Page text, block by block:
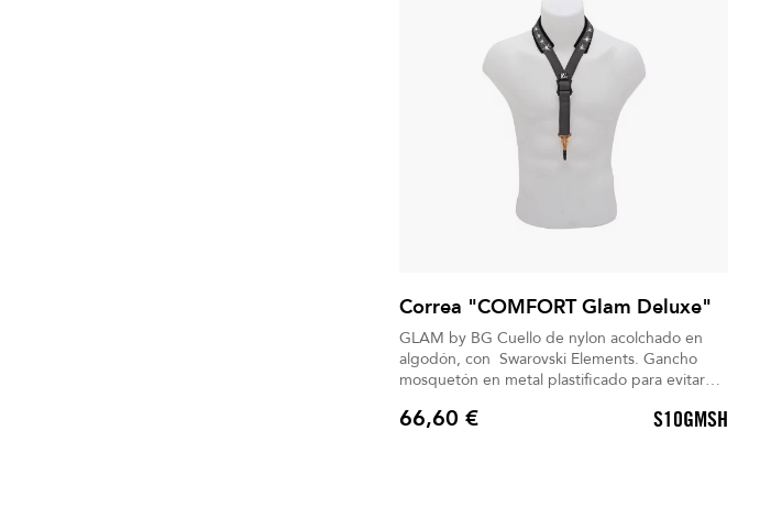
Correa "COMFORT Glam Deluxe"
GLAM by BG Cuello de nylon acolchado en
algodón, con Swarovski Elements. Gancho
mosquetón en metal plastificado para evitar
Precio
66,60 € S10GMSH